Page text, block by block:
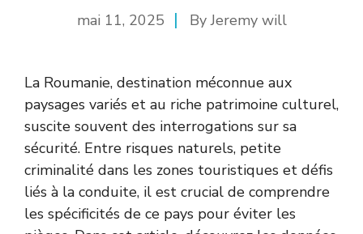
mai 11, 2025 ByJeremy will
La Roumanie, destination méconnue aux
paysages variés et au riche patrimoine culturel,
suscite souvent des interrogations sur sa
sécurité. Entre risques naturels, petite
criminalité dans les zones touristiques et défis
liés à la conduite, il est crucial de comprendre
les spécificités de ce pays pour éviter les